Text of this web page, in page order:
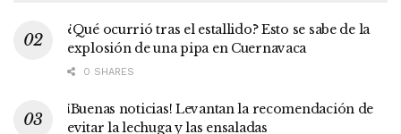
¿Qué ocurrió tras el estallido? Esto se sabe de la
explosión de una pipa en Cuernavaca
0 SHARES
¡Buenas noticias! Levantan la recomendación de
evitar la lechuga y las ensaladas